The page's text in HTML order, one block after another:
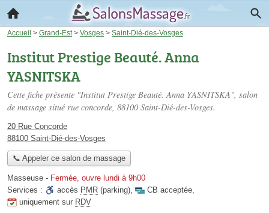
Accueil > Grand-Est > Vosges > Saint-Dié-des-Vosges
Institut Prestige Beauté. Anna
YASNITSKA
Cette fiche présente "Institut Prestige Beauté. Anna YASNITSKA", salon
de massage situé rue concorde, 88100 Saint-Dié-des-Vosges.
20 Rue Concorde
88100 Saint-Dié-des-Vosges
📞 Appeler ce salon de massage
Masseuse - Fermée, ouvre lundi à 9h00
Services :
accès PMR (parking), CB acceptée,
uniquement sur RDV